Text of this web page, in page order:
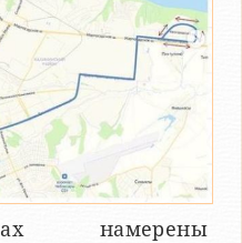
намерены